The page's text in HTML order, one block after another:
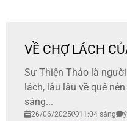
VỀ CHỢ LÁCH
Sư Thiện Thảo là
lách, lâu lâu về quê
sáng...
26/06/2025 11:04 sáng